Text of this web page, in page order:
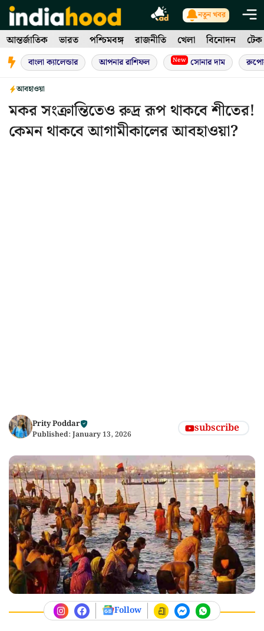
Skip
to
content
নতুন খবর
আন্তর্জাতিক ভারত পশ্চিমবঙ্গ রাজনীতি খেলা বিনোদন টেক
বাংলা ক্যালেন্ডার আপনার রাশিফল New সোনার দাম
আবহাওয়া
মকর সংক্রান্তিতেও রুদ্র রূপ থাকবে শীতের!
কেমন থাকবে আগামীকালের আবহাওয়া?
Prity Poddar
Published: January 13, 2026 subscribe
Follow